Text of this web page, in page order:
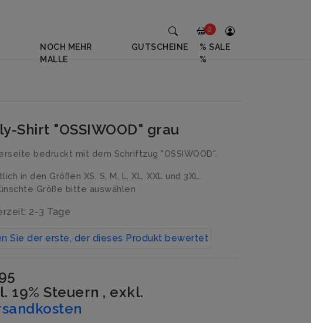
Shirt "OSSIWOOD" grau
bedruckt mit dem Schriftzug "OSSIWOOD".
in den Größen XS, S, M, L, XL, XXL und 3XL.
Größe bitte auswählen
2-3 Tage
Sie der erste, der dieses Produkt bewertet
19% Steuern , exkl.
0
NOCH MEHR
MALLE
GUTSCHEINE
% SALE
%